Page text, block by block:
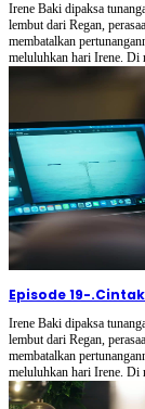
Irene Baki dipaksa
lembut dari Regan,
membatalkan
meluluhkan hari Irene. Di
Episode 19-
Irene Baki dipaksa
lembut dari Regan,
membatalkan
meluluhkan hari Irene. Di